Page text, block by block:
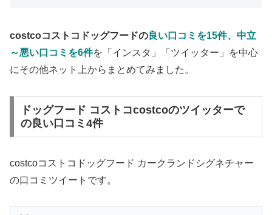
costcoコストコドッグフードの 良い口コミを15件、中立
～悪い口コミを6件を「インスタ」「ツイッター」を中心
にその他ネット上からまとめてみました。
ドッグフード コストコcostcoのツイッターで
の良い口コミ4件
costcoコストコドッグフード カークランドシグネチャー
の口コミツイートです。